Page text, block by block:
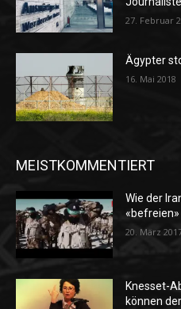
27. Februar
Ägypter
16. Mai 2018
MEISTKOMMENTIERT
Wie der
«befreien»
20. März
Knesset-
können